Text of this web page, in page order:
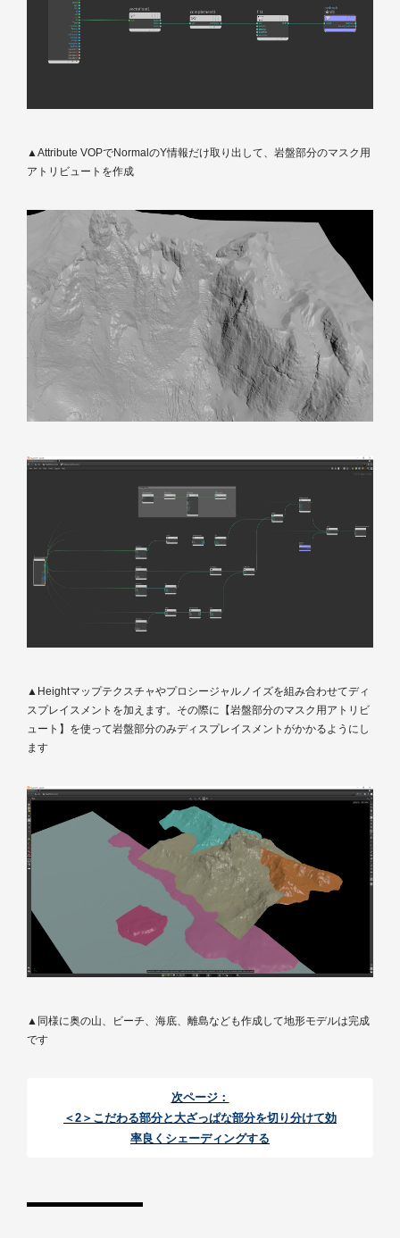
▲Attribute VOPでNormalのY情報だけ取り出して、岩盤部分のマスク用
アトリビュートを作成
▲Heightマップテクスチャやプロシージャルノイズを組み合わせてディ
スプレイスメントを加えます。その際に【岩盤部分のマスク用アトリビ
ュート】を使って岩盤部分のみディスプレイスメントがかかるようにし
ます
▲同様に奥の山、ビーチ、海底、離島なども作成して地形モデルは完成
です
次ページ：
＜2＞こだわる部分と大ざっぱな部分を切り分けて効
率良くシェーディングする